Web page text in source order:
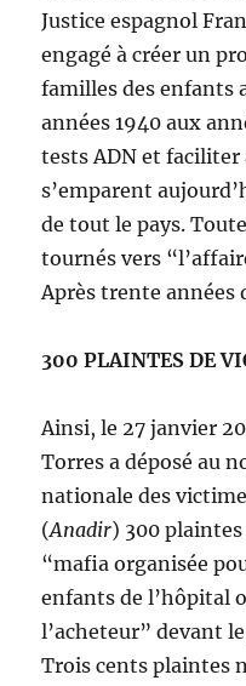
Justice espa­gnol
engagé à créer un
familles des en­fants
années 1940 aux
tests ADN et
s’emparent
de tout le pays.
tournés vers
Après trente années
300 PLAINTES DE
Ainsi, le 27 janvier
Torres a déposé au
nationale des
(Anadir) 300
“mafia organisée
enfants de l’hôpital
l’acheteur” devant
Trois cents plaintes